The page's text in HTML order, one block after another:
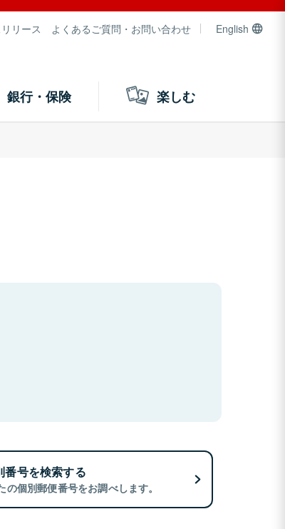
リース よくあるご質問・お問い合わせ English
銀行・保険 楽しむ
番号を検索する
の個別郵便番号をお調べします。